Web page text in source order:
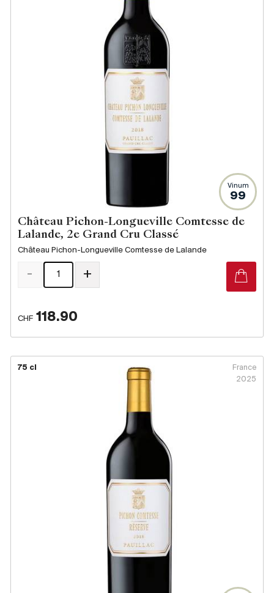
Vinum
99
Château Pichon-Longueville Comtesse de
Lalande, 2e Grand Cru Classé
Château Pichon-Longueville Comtesse de Lalande
CHF 118.90
- +
75 cl
France
2025